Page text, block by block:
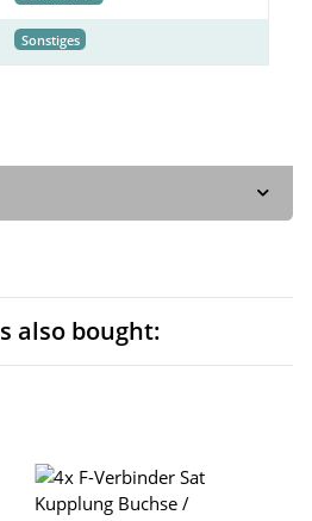
Sonstiges
also bought: